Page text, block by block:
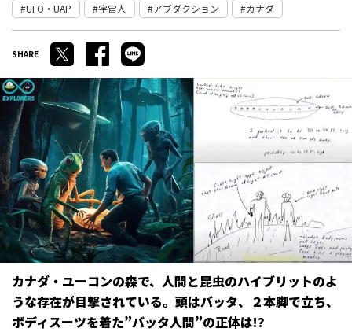
UFO・UAP 宇宙人 アブダクション カナダ
カナダ・ユーコンの森で、人間と昆虫のハイブリットのよ
うな存在が目撃されている。頭はバッタ、２本脚で立ち、
ボディスーツを着た”バッタ人間”の正体は――!?